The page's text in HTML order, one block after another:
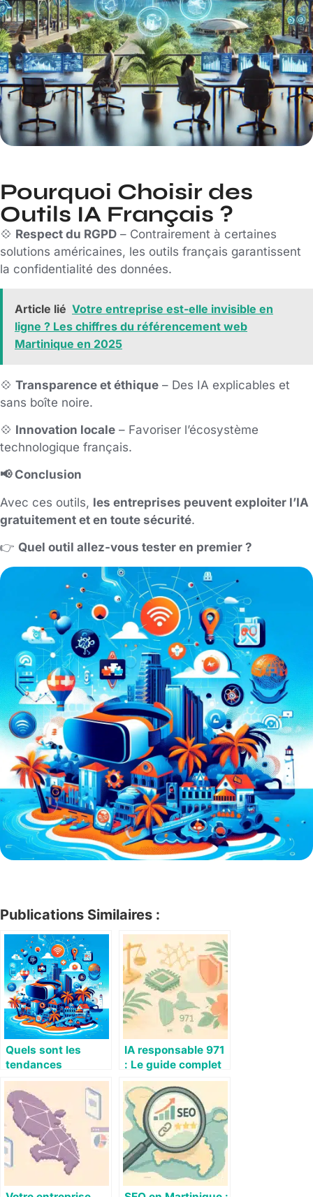
Pourquoi Choisir des
Outils IA Français ?
💠 Respect du RGPD – Contrairement à certaines
solutions américaines, les outils français garantissent
la confidentialité des données.
Article lié Votre entreprise est-elle invisible en
ligne ? Les chiffres du référencement web
Martinique en 2025
💠 Transparence et éthique – Des IA explicables et
sans boîte noire.
💠 Innovation locale – Favoriser l’écosystème
technologique français.
📢 Conclusion
Avec ces outils, les entreprises peuvent exploiter l’IA
gratuitement et en toute sécurité.
👉 Quel outil allez-vous tester en premier ?
Publications Similaires :
Quels sont les
tendances
numériques 2025
IA responsable 971
: Le guide complet
pour une
intelligence
artificielle éthique
en Guadeloupe